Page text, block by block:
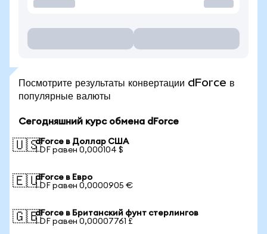
Посмотрите результаты конвертации dForce в
популярные валюты
Сегодняшний курс обмена dForce
🇺🇸dForce в Доллар США
1 DF равен 0,000104 $
🇪🇺dForce в Евро
1 DF равен 0,0000905 €
🇬🇧dForce в Британский фунт стерлингов
1 DF равен 0,00007761 £